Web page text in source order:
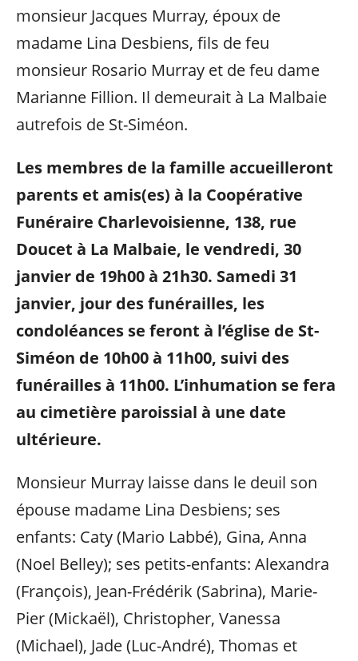
monsieur Jacques Murray, époux de
madame Lina Desbiens, fils de feu
monsieur Rosario Murray et de feu dame
Marianne Fillion. Il demeurait à La Malbaie
autrefois de St-Siméon.
Les membres de la famille accueilleront
parents et amis(es) à la Coopérative
Funéraire Charlevoisienne, 138, rue
Doucet à La Malbaie, le vendredi, 30
janvier de 19h00 à 21h30. Samedi 31
janvier, jour des funérailles, les
condoléances se feront à l’église de St-
Siméon de 10h00 à 11h00, suivi des
funérailles à 11h00. L’inhumation se fera
au cimetière paroissial à une date
ultérieure.
Monsieur Murray laisse dans le deuil son
épouse madame Lina Desbiens; ses
enfants: Caty (Mario Labbé), Gina, Anna
(Noel Belley); ses petits-enfants: Alexandra
(François), Jean-Frédérik (Sabrina), Marie-
Pier (Mickaël), Christopher, Vanessa
(Michael), Jade (Luc-André), Thomas et